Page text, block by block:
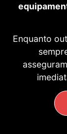
Enquanto